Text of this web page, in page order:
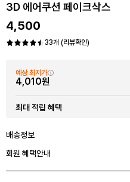
3D 에어쿠션 페이크삭스
4,500
33개 (리뷰확인)
예상 최저가
4,010원
최대 적립 혜택
배송정보
회원 혜택안내